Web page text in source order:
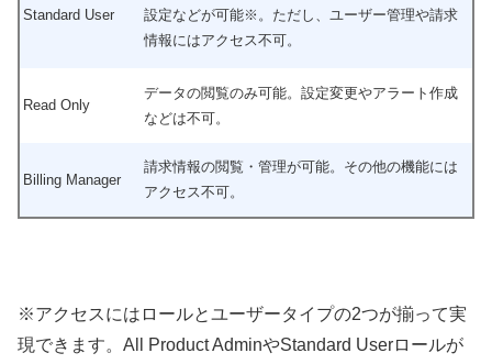
Standard User
設定などが可能※。ただし、ユーザー管理や請求
情報にはアクセス不可。
Read Only
データの閲覧のみ可能。設定変更やアラート作成
などは不可。
Billing Manager
請求情報の閲覧・管理が可能。その他の機能には
アクセス不可。
※アクセスにはロールとユーザータイプの2つが揃って実
現できます。All Product AdminやStandard Userロールが